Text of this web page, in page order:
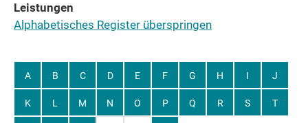
Leistungen
Alphabetisches Register überspringen
A B C D E F G H I J
K L M N O P Q R S T